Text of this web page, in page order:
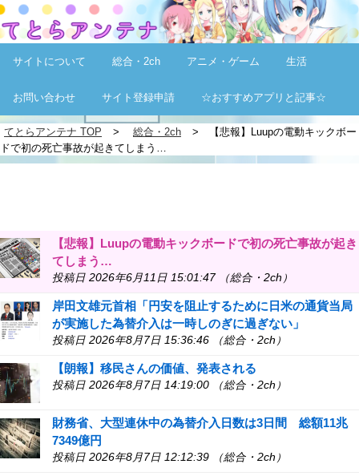
サイトについて 総合・2ch アニメ・ゲーム 生活
お問い合わせ サイト登録申請 ☆おすすめアプリと記事☆
てとらアンテナ TOP 総合・2ch
【悲報】Luupの電動キックボー
ドで初の死亡事故が起きてしまう…
【悲報】Luupの電動キックボードで初の死亡事故が起き
てしまう…
投稿日 2026年6月11日 15:01:47 （総合・2ch）
岸田文雄元首相「円安を阻止するために日米の通貨当局
が実施した為替介入は一時しのぎに過ぎない」
投稿日 2026年8月7日 15:36:46 （総合・2ch）
【朗報】移民さんの価値、発表される
投稿日 2026年8月7日 14:19:00 （総合・2ch）
財務省、大型連休中の為替介入日数は3日間 総額11兆
7349億円
投稿日 2026年8月7日 12:12:39 （総合・2ch）